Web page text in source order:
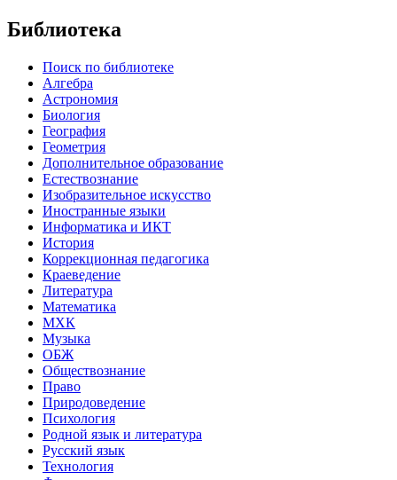
Библиотека
Поиск по библиотеке
Алгебра
Астрономия
Биология
География
Геометрия
Дополнительное образование
Естествознание
Изобразительное искусство
Иностранные языки
Информатика и ИКТ
История
Коррекционная педагогика
Краеведение
Литература
Математика
МХК
Музыка
ОБЖ
Обществознание
Право
Природоведение
Психология
Родной язык и литература
Русский язык
Технология